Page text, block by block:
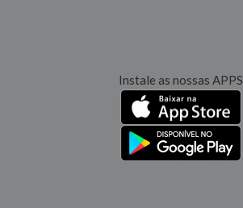
Instale as nossas APPS